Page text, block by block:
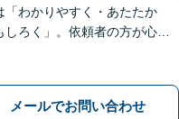
「わかりやすく・あたたか
しろく」。依頼者の方が心か
【初回面談20分無料】
メールでお問い合わせ